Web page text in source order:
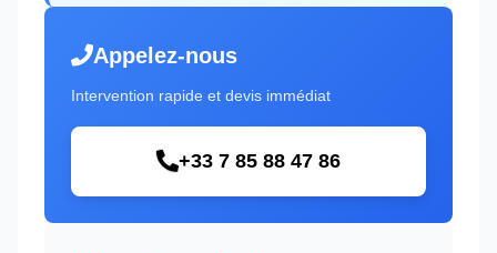
Appelez-nous
Intervention rapide et devis immédiat
+33 7 85 88 47 86